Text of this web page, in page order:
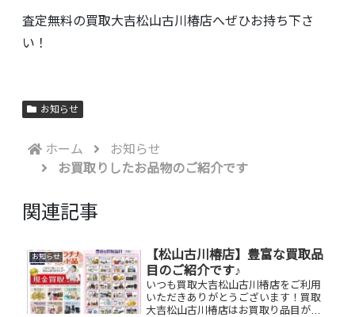
査定無料の買取大吉松山古川椿店へぜひお持ち下さ
い！
お知らせ
ホーム
お知らせ
お買取りしたお品物のご紹介です
関連記事
お知らせ
【松山古川椿店】豊富な買取品
目のご紹介です♪
いつも買取大吉松山古川椿店をご利用
いただきありがとうございます！買取
大吉松山古川椿店はお買取り品目が豊